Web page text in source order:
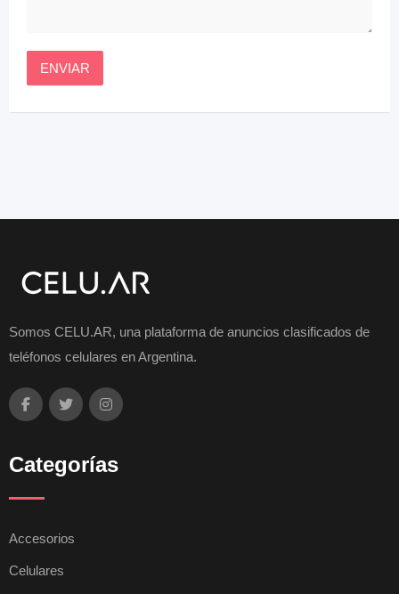
Somos CELU.AR, una plataforma de anuncios clasificados de
teléfonos celulares en Argentina.
Categorías
Accesorios
Celulares